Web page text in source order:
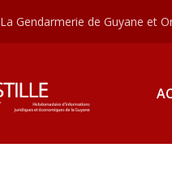
La Gendarmerie de Guyane et